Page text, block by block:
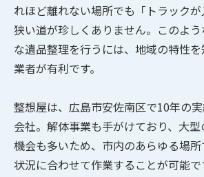
れほど離れない場所でも「トラック
狭い道が珍しくありません。このよ
な遺品整理を行うには、地域の特性
業者が有利です。
整想屋は、広島市安佐南区で10年の
会社。解体事業も手がけており、大
機会も多いため、市内のあらゆる場
状況に合わせて作業することが可能で